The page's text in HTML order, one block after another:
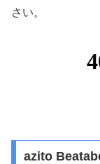
さい。
azito